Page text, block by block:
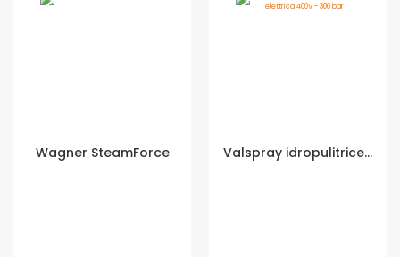
Wagner SteamForce Valspray idropulitrice BTK elettrica 400V - 300 bar